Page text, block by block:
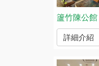
籚竹陳公館
詳細介紹